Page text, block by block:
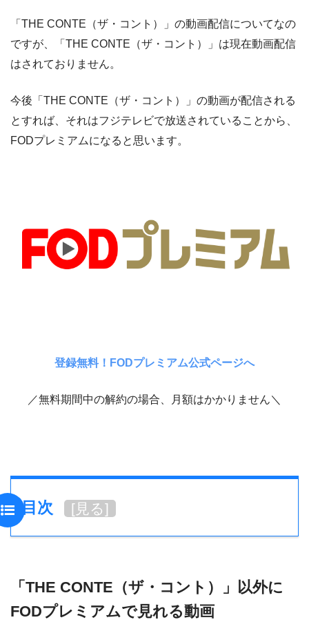
「THE CONTE（ザ・コント）」の動画配信についてなの
ですが、「THE CONTE（ザ・コント）」は現在動画配信
はされておりません。
今後「THE CONTE（ザ・コント）」の動画が配信される
とすれば、それはフジテレビで放送されていることから、
FODプレミアムになると思います。
登録無料！FODプレミアム公式ページへ
／無料期間中の解約の場合、月額はかかりません＼
目次 [見る]
「THE CONTE（ザ・コント）」以外に
FODプレミアムで見れる動画